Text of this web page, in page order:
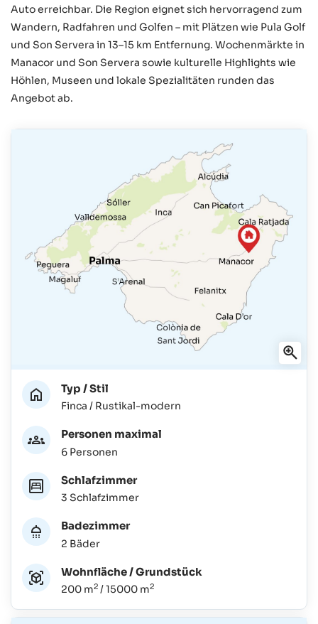
Auto erreichbar. Die Region eignet sich hervorragend zum
Wandern, Radfahren und Golfen – mit Plätzen wie Pula Golf
und Son Servera in 13–15 km Entfernung. Wochenmärkte in
Manacor und Son Servera sowie kulturelle Highlights wie
Höhlen, Museen und lokale Spezialitäten runden das
Angebot ab.
Typ / Stil
Finca / Rustikal-modern
Personen maximal
6 Personen
Schlafzimmer
3 Schlafzimmer
Badezimmer
2 Bäder
Wohnfläche / Grundstück
200 m2 / 15000 m2